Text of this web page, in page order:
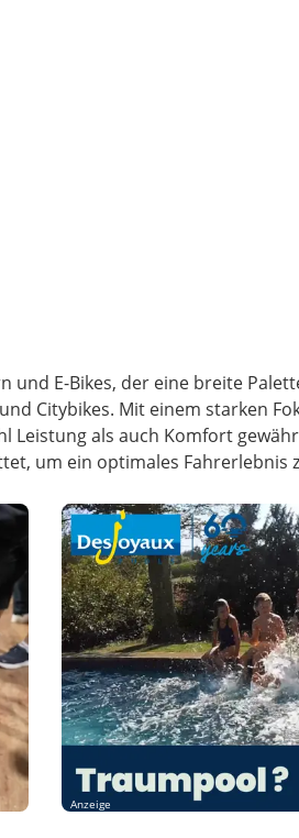
E-Bikes, der eine breite
Citybikes. Mit einem starken
als auch Komfort
um ein optimales Fahrerlebnis
Anzeige